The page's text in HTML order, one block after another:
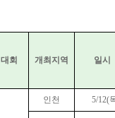
대회 개최지역 일시
인천 5/12(